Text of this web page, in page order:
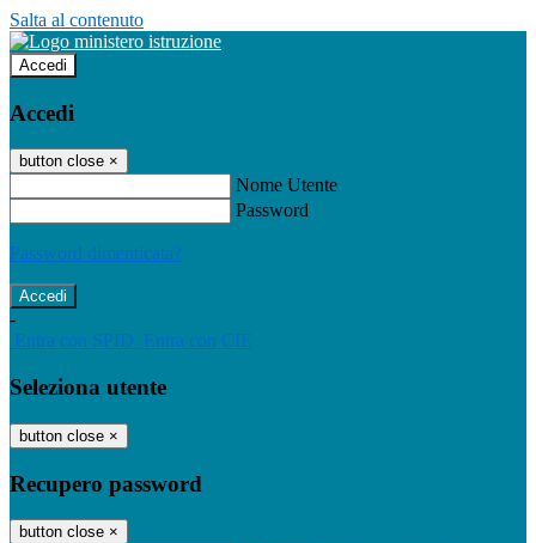
Salta al contenuto
Accedi
Accedi
button close ×
Nome Utente
Password
Password dimenticata?
-
Entra con SPID Entra con CIE
Seleziona utente
button close ×
Recupero password
button close ×